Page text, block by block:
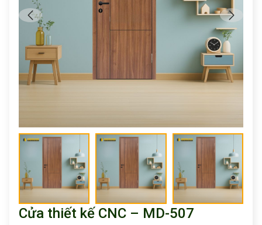
Cửa thiết kế CNC – MD-507